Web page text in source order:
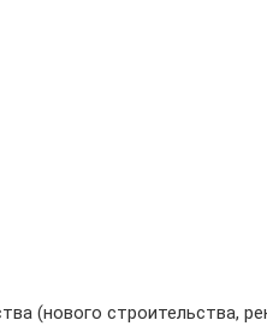
(нового строительства,